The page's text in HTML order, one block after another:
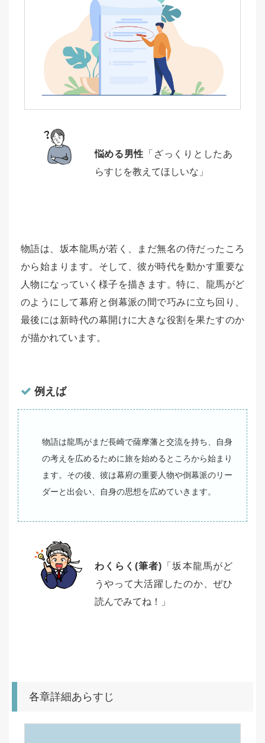
悩める男性 「ざっくりとしたあ
らすじを教えてほしいな」
物語は、坂本龍馬が若く、まだ無名の侍だったころ
から始まります。そして、彼が時代を動かす重要な
人物になっていく様子を描きます。特に、龍馬がど
のようにして幕府と倒幕派の間で巧みに立ち回り、
最後には新時代の幕開けに大きな役割を果たすのか
が描かれています。
例えば
物語は龍馬がまだ長崎で薩摩藩と交流を持ち、自身
の考えを広めるために旅を始めるところから始まり
ます。その後、彼は幕府の重要人物や倒幕派のリー
ダーと出会い、自身の思想を広めていきます。
わくらく(筆者) 「坂本龍馬がど
うやって大活躍したのか、ぜひ
読んでみてね！」
各章詳細あらすじ